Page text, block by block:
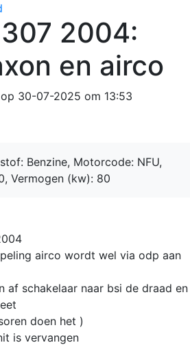
2004:
en airco
30-07-2025 om 13:53
Benzine, Motorcode: NFU,
Vermogen (kw): 80
airco wordt wel via odp aan
af schakelaar naar bsi de draad en
doen het )
is vervangen